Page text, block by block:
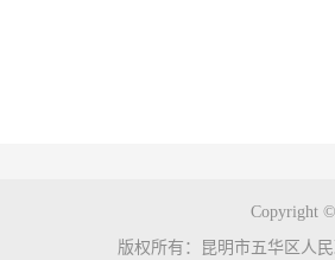
Copyright
版权所有：昆明市五华区人